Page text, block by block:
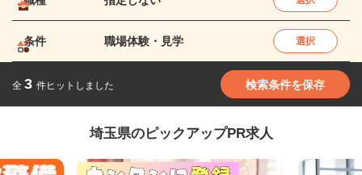
条件 職場体験・見学 選択
全 3 件ヒットしました 検索条件を保存
埼玉県のピックアップPR求人